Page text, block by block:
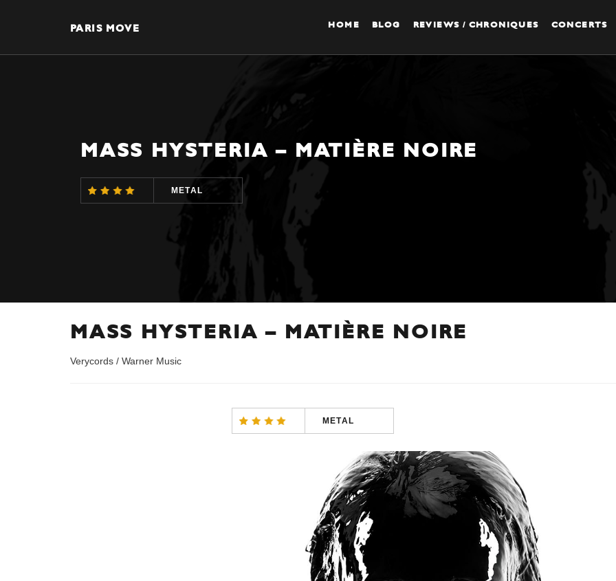
PARIS MOVE HOME BLOG REVIEWS / CHRONIQUES CONCERTS
MASS HYSTERIA – MATIÈRE NOIRE
METAL
MASS HYSTERIA – MATIÈRE NOIRE
Verycords / Warner Music
METAL